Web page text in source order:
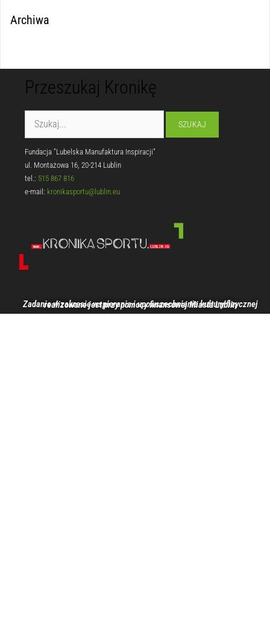
Archiwa
Przeszukaj Kronikę
Fundacja "Lubelska Manufaktura Inspiracji"
ul. Montażowa 16, 20-214 Lublin
tel.: 515 867 816
e-mail: kronikasportu@lublin.eu
Zadanie w zakresie wspierania i upowszechniania kultury fizycznej realizowane jest przy pomocy finansowej Miasta Lublin